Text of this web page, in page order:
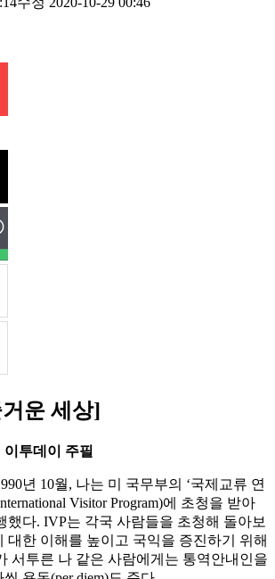
운 세상]
투데이 주필
년 10월, 나는 미 국무부의 ‘국제교류 연
Visitor Program)에 초청을 받아
했다. IVP는 각국 사람들을 초청해 돌아보
대한 이해를 높이고 국익을 증진하기 위해
서투른 나 같은 사람에게는 통역안내인을